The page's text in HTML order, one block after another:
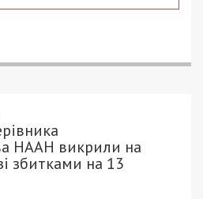
НААН викрили на
збитками на 13